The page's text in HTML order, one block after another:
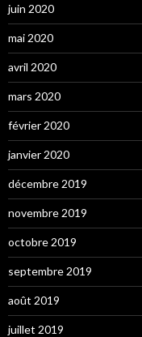
juin 2020
mai 2020
avril 2020
mars 2020
février 2020
janvier 2020
décembre 2019
novembre 2019
octobre 2019
septembre 2019
août 2019
juillet 2019